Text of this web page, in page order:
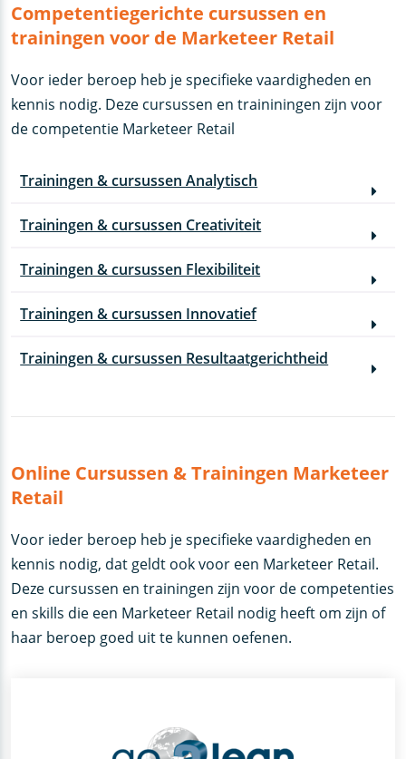
Competentiegerichte cursussen en
trainingen voor de Marketeer Retail
Voor ieder beroep heb je specifieke vaardigheden en
kennis nodig. Deze cursussen en traininingen zijn voor
de competentie Marketeer Retail
Trainingen & cursussen Analytisch
Trainingen & cursussen Creativiteit
Trainingen & cursussen Flexibiliteit
Trainingen & cursussen Innovatief
Trainingen & cursussen Resultaatgerichtheid
Online Cursussen & Trainingen Marketeer
Retail
Voor ieder beroep heb je specifieke vaardigheden en
kennis nodig, dat geldt ook voor een Marketeer Retail.
Deze cursussen en trainingen zijn voor de competenties
en skills die een Marketeer Retail nodig heeft om zijn of
haar beroep goed uit te kunnen oefenen.